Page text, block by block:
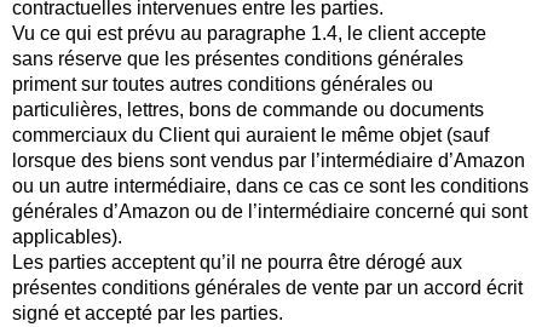
contractuelles intervenues entre les parties.
Vu ce qui est prévu au paragraphe 1.4, le client accepte
sans réserve que les présentes conditions générales
priment sur toutes autres conditions générales ou
particulières, lettres, bons de commande ou documents
commerciaux du Client qui auraient le même objet (sauf
lorsque des biens sont vendus par l’intermédiaire d’Amazon
ou un autre intermédiaire, dans ce cas ce sont les conditions
générales d’Amazon ou de l’intermédiaire concerné qui sont
applicables).
Les parties acceptent qu’il ne pourra être dérogé aux
présentes conditions générales de vente par un accord écrit
signé et accepté par les parties.